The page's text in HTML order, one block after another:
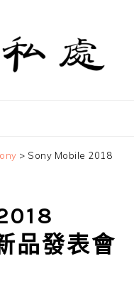
> Sony Mobile 2018
品發表會